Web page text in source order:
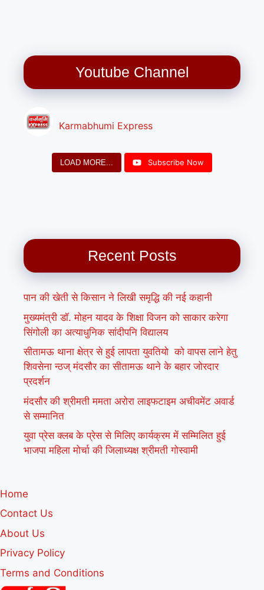
Youtube Channel
Karmabhumi Express
LOAD MORE... Subscribe Now
Recent Posts
पान की खेती से किसान ने लिखी समृद्धि की नई कहानी
मुख्यमंत्री डॉ. मोहन यादव के शिक्षा विजन को साकार करेगा
सिंगोली का अत्याधुनिक सांदीपनि विद्यालय
सीतामऊ थाना क्षेत्र से हुई लापता युवतियो को वापस लाने हेतु
शिवसेना न्ठज् मंदसौर का सीतामऊ थाने के बहार जोरदार
प्रदर्शन
मंदसौर की श्रीमती ममता अरोरा लाइफटाइम अचीवमेंट अवार्ड
से सम्मानित
युवा प्रेस क्लब के प्रेस से मिलिए कार्यक्रम में सम्मिलित हुई
भाजपा महिला मोर्चा की जिलाध्यक्ष श्रीमती गोस्वामी
Home
Contact Us
About Us
Privacy Policy
Terms and Conditions